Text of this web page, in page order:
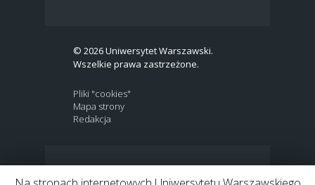
© 2026 Uniwersytet Warszawski.
Wszelkie prawa zastrzeżone.
Pliki "cookies"
Mapa strony
Redakcja